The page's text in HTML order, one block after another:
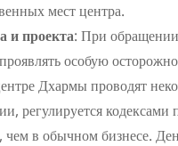
мест центра.
и проекта: При
особую
Дхармы проводят
регулируется кодексами
чем в обычном бизнесе.